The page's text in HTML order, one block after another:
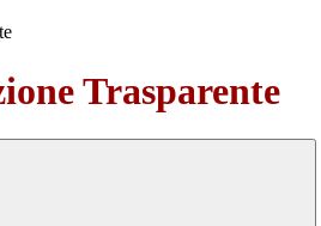
Trasparente